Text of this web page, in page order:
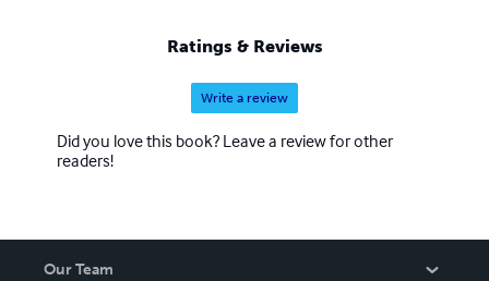
Ratings & Reviews
Write a review
Did you love this book? Leave a review for other
readers!
Our Team